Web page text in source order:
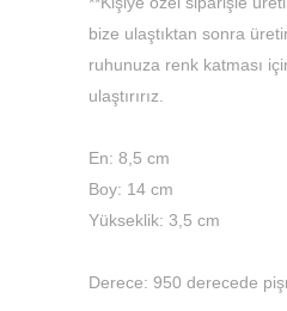
bize ulaştıktan sonra
ruhunuza renk katması
ulaştırırız.
En: 8,5 cm
Boy: 14 cm
Yükseklik: 3,5 cm
Derece: 950 derecede